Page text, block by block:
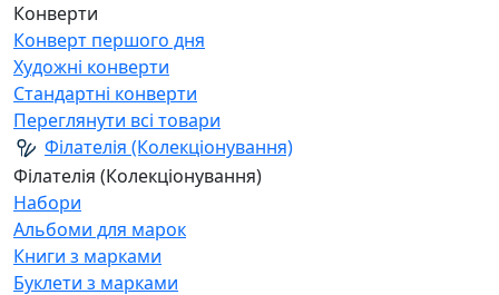
Конверти
Конверт першого дня
Художні конверти
Стандартні конверти
Переглянути всі товари
Філателія (Колекціонування)
Філателія (Колекціонування)
Набори
Альбоми для марок
Книги з марками
Буклети з марками